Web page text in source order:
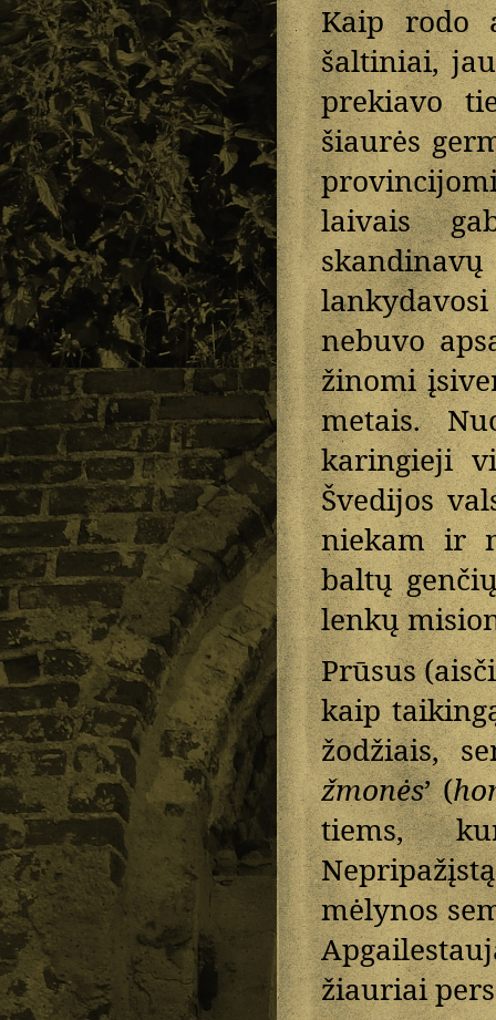
Kaip rodo
šaltiniai,
prekiavo
šiaurės
laivais
nebuvo
žinomi
metais.
karingieji
Švedijos
niekam ir
baltų
lenkų
Prūsus
kaip
žodžiais,
žmonės’ (
tiems,
mėlynos
žiauriai